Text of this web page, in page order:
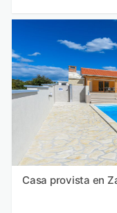
Casa provista en